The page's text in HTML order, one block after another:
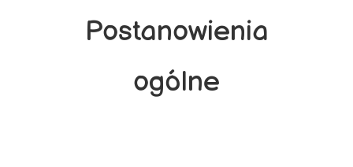
Postanowienia
ogólne